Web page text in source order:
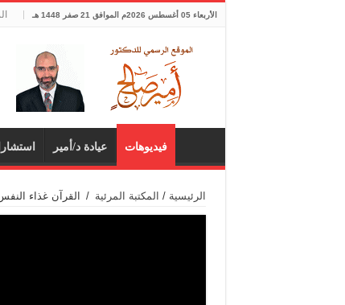
الأربعاء 05 أغسطس 2026م الموافق 21 صفر 1448 هـ
فيديوهات عيادة د/أمير
الرئيسية / المكتبة المرئية / القرآن غذاء